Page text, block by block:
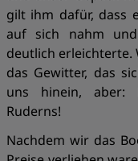
gilt ihm dafür, dass
auf sich nahm
deutlich erleichterte.
das Gewitter, das
uns hinein, aber:
Ruderns!
Nachdem wir das